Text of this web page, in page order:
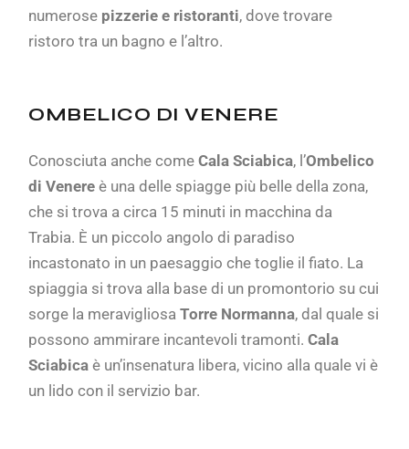
numerose pizzerie e ristoranti, dove trovare
ristoro tra un bagno e l’altro.
OMBELICO DI VENERE
Conosciuta anche comeCala Sciabica, l’Ombelico
di Venere è una delle spiagge più belle della zona,
che si trova a circa 15 minuti in macchina da
Trabia. È un piccolo angolo di paradiso
incastonato in un paesaggio che toglie il fiato. La
spiaggia si trova alla base di un promontorio su cui
sorge la meravigliosaTorre Normanna, dal quale si
possono ammirare incantevoli tramonti. Cala
Sciabica è un’insenatura libera, vicino alla quale vi è
un lido con il servizio bar.